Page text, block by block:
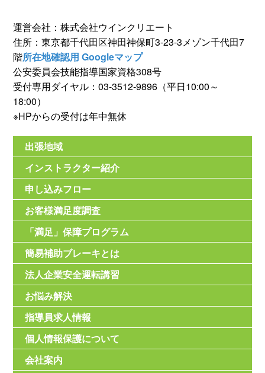
運営会社：株式会社ウインクリエート
住所：東京都千代田区神田神保町3-23-3メゾン千代田7
階所在地確認用 Googleマップ
公安委員会技能指導国家資格308号
受付専用ダイヤル：03-3512-9896（平日10:00～
18:00）
※HPからの受付は年中無休
出張地域
インストラクター紹介
申し込みフロー
お客様満足度調査
「満足」保障プログラム
簡易補助ブレーキとは
法人企業安全運転講習
お悩み解決
指導員求人情報
個人情報保護について
会社案内